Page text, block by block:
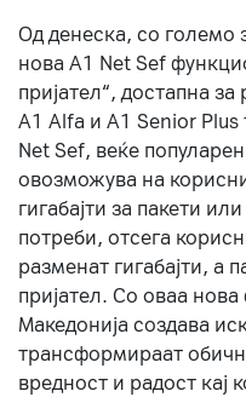
Од денеска, со големо
нова A1 Net Sef
пријател“, достапна
А1 Alfa и A1 Senior
Net Sef, веќе
овозможува на
гигабајти за пакети
потреби, отсега
разменат гигабајти, а
пријател. Со оваа
Македонија создава
трансформираат
вредност и радост кај